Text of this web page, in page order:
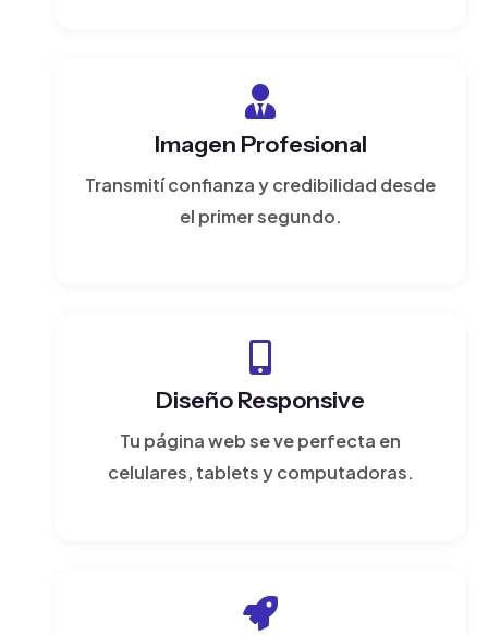
Imagen Profesional
Transmití confianza y credibilidad desde
el primer segundo.
Diseño Responsive
Tu página web se ve perfecta en
celulares, tablets y computadoras.